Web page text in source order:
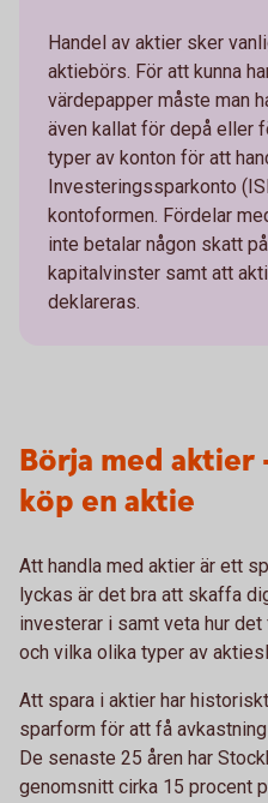
Handel av aktier sker
aktiebörs. För att kunna
värdepapper måste man
även kallat för depå eller
typer av konton för att
Investeringssparkonto
kontoformen. Fördelar
inte betalar någon skatt
kapitalvinster samt att
deklareras.
Börja med aktier
köp en aktie
Att handla med aktier är ett
lyckas är det bra att skaffa
investerar i samt veta hur
och vilka olika typer av
Att spara i aktier har
sparform för att få
De senaste 25 åren har
genomsnitt cirka 15 procent